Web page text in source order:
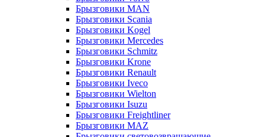
Брызговики MAN
Брызговики Scania
Брызговики Kogel
Брызговики Mercedes
Брызговики Schmitz
Брызговики Krone
Брызговики Renault
Брызговики Iveco
Брызговики Wielton
Брызговики Isuzu
Брызговики Freightliner
Брызговики MAZ